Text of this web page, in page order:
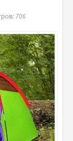
706